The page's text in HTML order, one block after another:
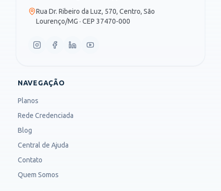
Rua Dr. Ribeiro da Luz, 570, Centro, São
Lourenço/MG · CEP 37470-000
NAVEGAÇÃO
Planos
Rede Credenciada
Blog
Central de Ajuda
Contato
Quem Somos